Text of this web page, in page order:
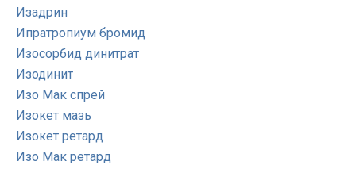
Изадрин
Ипратропиум бромид
Изосорбид динитрат
Изодинит
Изо Мак спрей
Изокет мазь
Изокет ретард
Изо Мак ретард